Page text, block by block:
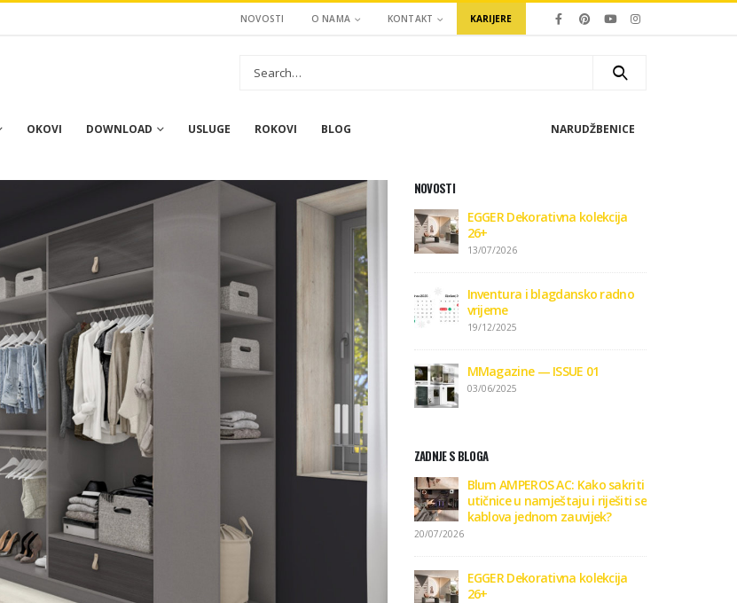
NOVOSTI O NAMA KONTAKT KARIJERE
OKOVI DOWNLOAD USLUGE ROKOVI BLOG NARUDŽBENICE
NOVOSTI
EGGER Dekorativna kolekcija
26+
13/07/2026
Inventura i blagdansko radno
vrijeme
19/12/2025
MMagazine — ISSUE 01
03/06/2025
ZADNJE S BLOGA
Blum AMPEROS AC: Kako sakriti
utičnice u namještaju i riješiti se
kablova jednom zauvijek?
EGGER Dekorativna kolekcija
26+
Zavirite u novu EGGER
09/01/2026
Kako odabrati pravi format
podnih daski?
15/01/2025
Blum AMPEROS AC: Kako sakriti
utičnice u namještaju i riješiti se
kablova jednom zauvijek?
20/07/2026
EGGER Dekorativna kolekcija
26+